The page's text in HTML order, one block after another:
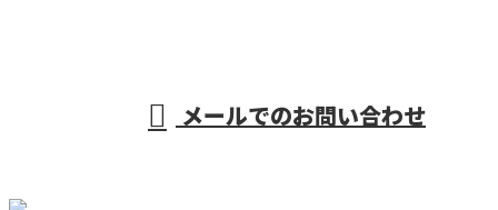
メールでのお問い合わせ